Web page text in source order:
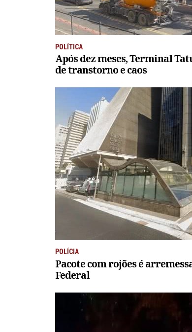
POLÍTICA
Após dez meses, Terminal
de transtorno e caos
POLÍCIA
Pacote com rojões é
Federal